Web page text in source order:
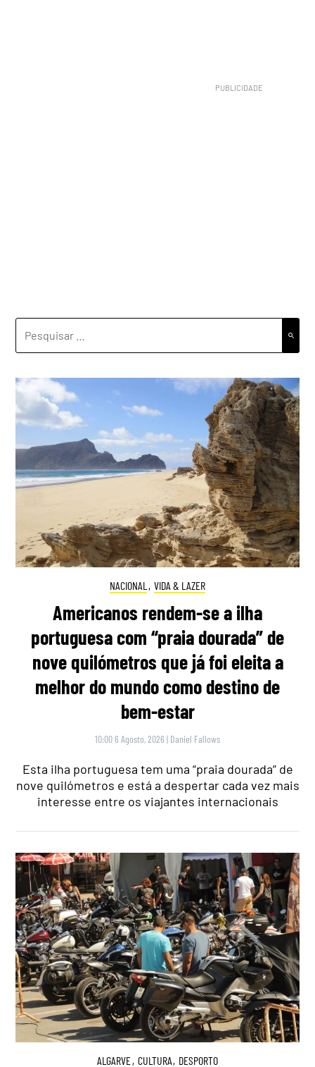
POR:
NACIONAL , VIDA & LAZER
Americanos rendem-se a ilha
portuguesa com “praia dourada” de
nove quilómetros que já foi eleita a
melhor do mundo como destino de
bem-estar
10:00 6 Agosto, 2026 | Daniel Fallows
Esta ilha portuguesa tem uma “praia dourada” de
nove quilómetros e está a despertar cada vez mais
interesse entre os viajantes internacionais
ALGARVE, CULTURA, DESPORTO